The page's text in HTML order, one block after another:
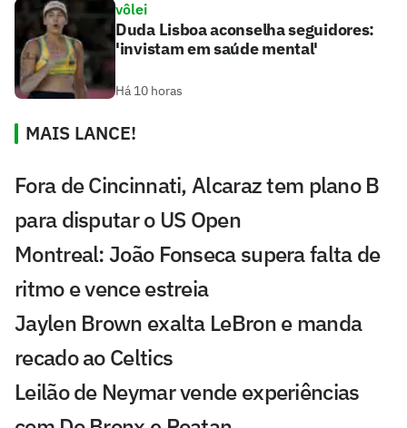
vôlei
Duda Lisboa aconselha seguidores:
'invistam em saúde mental'
Há 10 horas
MAIS LANCE!
Fora de Cincinnati, Alcaraz tem plano B
para disputar o US Open
Montreal: João Fonseca supera falta de
ritmo e vence estreia
Jaylen Brown exalta LeBron e manda
recado ao Celtics
Leilão de Neymar vende experiências